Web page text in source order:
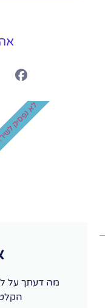
מה דעתך על
הקלטת
לא נפסיק